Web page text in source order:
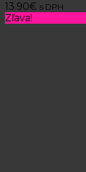
13.90€ s DPH
Zľava!